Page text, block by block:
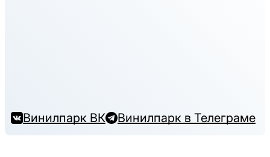
Винилпарк ВК Винилпарк в Телеграме